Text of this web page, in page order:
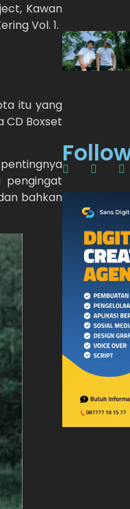
Kawan
Vol. 1.
itu yang
CD Boxset
bahkan